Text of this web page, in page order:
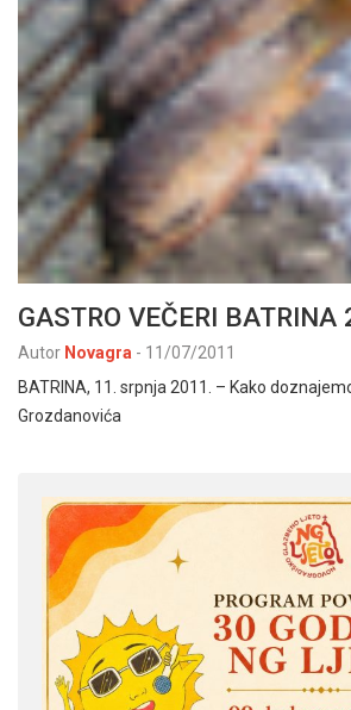
GASTRO VEČERI BATRINA
Autor Novagra - 11/07/2011
BATRINA, 11. srpnja 2011. – Kako
Grozdanovića